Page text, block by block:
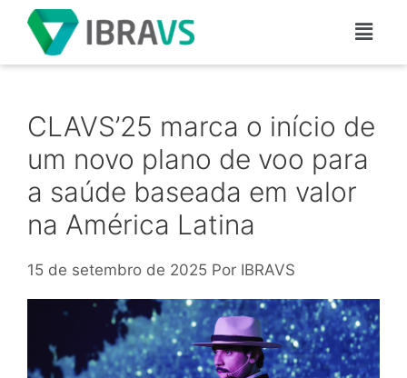
CLAVS’25 marca o início de
um novo plano de voo para
a saúde baseada em valor
na América Latina
15 de setembro de 2025 Por IBRAVS